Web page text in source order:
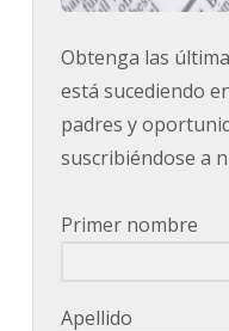
Obtenga las
está sucediendo
padres y
suscribiéndose a
Primer nombre
Apellido